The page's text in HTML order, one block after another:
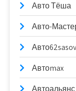
Авто Тёша
Авто-
Автоmax
Автоальянс